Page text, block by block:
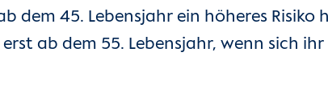
dem 45. Lebensjahr ein höheres
ab dem 55. Lebensjahr, wenn sich